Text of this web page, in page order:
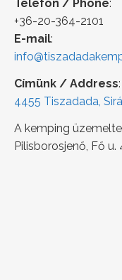
Telefon / Phone:
+36-20-364-2101
E-mail:
Címünk / Address:
4455 Tiszadada,
A kemping
Pilisborosjenő, Fő u.